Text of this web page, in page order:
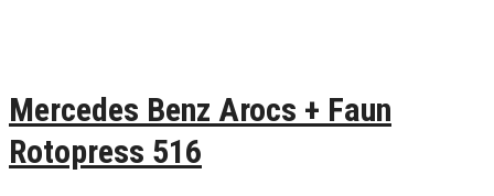
Mercedes Benz Arocs + Faun
Rotopress 516